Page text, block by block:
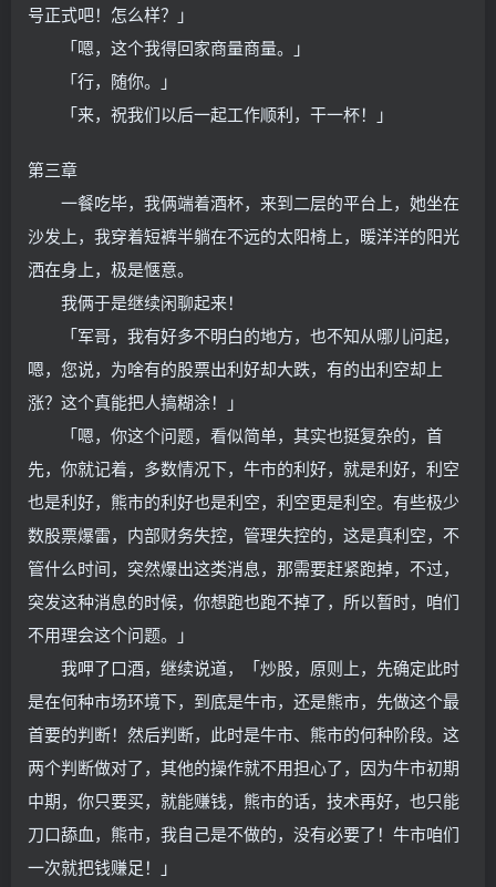
号正式吧！怎么样？」
「嗯，这个我得回家商量商量。」
「行，随你。」
「来，祝我们以后一起工作顺利，干一杯！」
第三章
一餐吃毕，我俩端着酒杯，来到二层的平台上，她坐在
沙发上，我穿着短裤半躺在不远的太阳椅上，暖洋洋的阳光
洒在身上，极是惬意。
我俩于是继续闲聊起来！
「军哥，我有好多不明白的地方，也不知从哪儿问起，
嗯，您说，为啥有的股票出利好却大跌，有的出利空却上
涨？这个真能把人搞糊涂！」
「嗯，你这个问题，看似简单，其实也挺复杂的，首
先，你就记着，多数情况下，牛市的利好，就是利好，利空
也是利好，熊市的利好也是利空，利空更是利空。有些极少
数股票爆雷，内部财务失控，管理失控的，这是真利空，不
管什么时间，突然爆出这类消息，那需要赶紧跑掉，不过，
突发这种消息的时候，你想跑也跑不掉了，所以暂时，咱们
不用理会这个问题。」
我呷了口酒，继续说道，「炒股，原则上，先确定此时
是在何种市场环境下，到底是牛市，还是熊市，先做这个最
首要的判断！然后判断，此时是牛市、熊市的何种阶段。这
两个判断做对了，其他的操作就不用担心了，因为牛市初期
中期，你只要买，就能赚钱，熊市的话，技术再好，也只能
刀口舔血，熊市，我自己是不做的，没有必要了！牛市咱们
一次就把钱赚足！」